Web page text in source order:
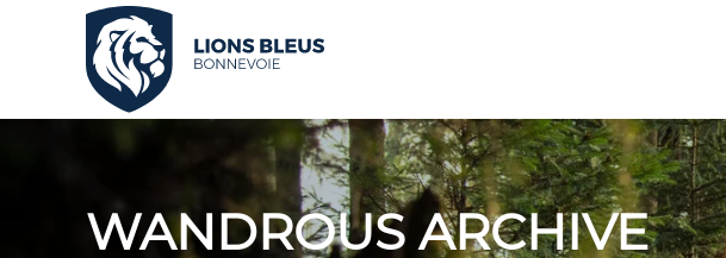
Skip to main content
WANDROUS ARCHIVE